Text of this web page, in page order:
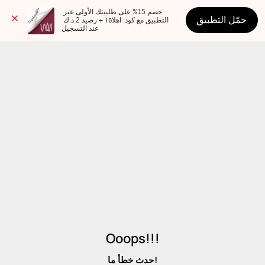
عند التسجيل
حمّل التطبيق
Ooops!!!
حدث خطأ ما!